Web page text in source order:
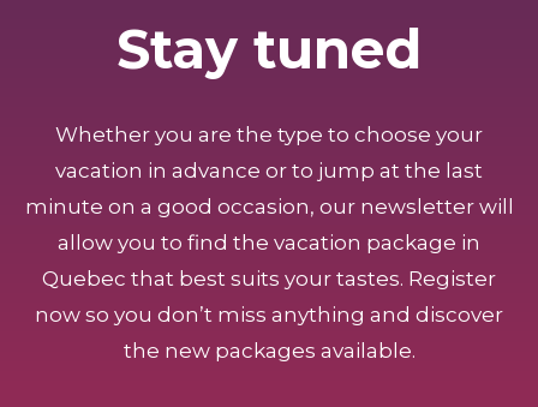
Stay tuned
Whether you are the type to choose your
vacation in advance or to jump at the last
minute on a good occasion, our newsletter will
allow you to find the vacation package in
Quebec that best suits your tastes. Register
now so you don’t miss anything and discover
the new packages available.